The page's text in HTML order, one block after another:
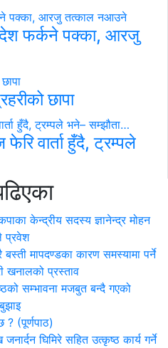
फर्कने पक्का, आरजु
छापा
वार्ता हुँदै, ट्रम्पले
केन्द्रीय सदस्य ज्ञानेन्द्र मोहन
प्रवेश
मापदण्डका कारण समस्यामा पर्ने
खनालको प्रस्ताव
सम्भावना मजबुत बन्दै गएको
? (पूर्णपाठ)
घिमिरे सहित उत्कृष्ठ कार्य गर्ने